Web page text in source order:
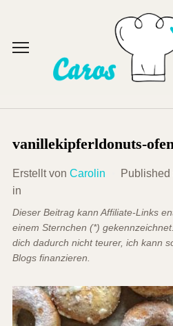
content
Toggle
vanillekipferldonuts-ofen
Erstellt von Carolin Published
in
Dieser Beitrag kann Affiliate-Links
einem Sternchen (*)
dich dadurch nicht teurer, ich kann
Blogs finanzieren.